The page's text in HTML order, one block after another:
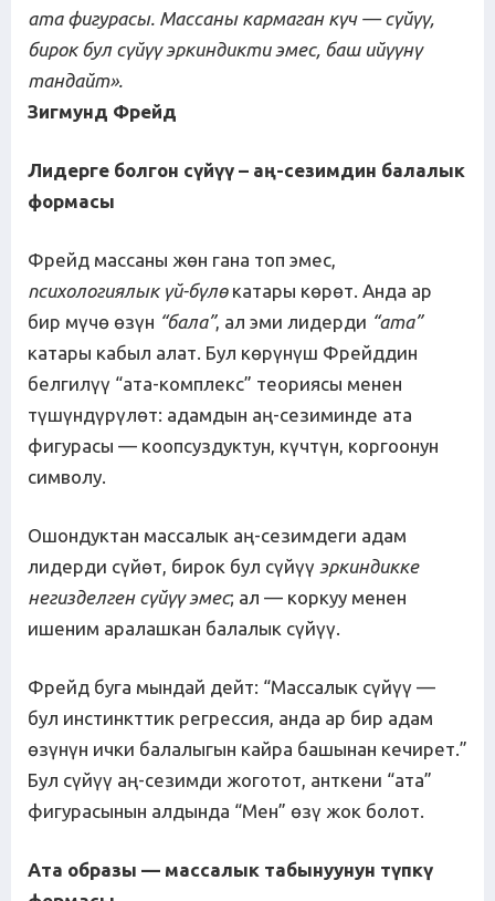
ата фигурасы. Массаны кармаган күч — сүйүү,
бирок бул сүйүү эркиндикти эмес, баш ийүүнү
тандайт».
Зигмунд Фрейд
Лидерге болгон сүйүү – аң-сезимдин балалык
формасы
Фрейд массаны жөн гана топ эмес,
психологиялык үй-бүлөкатары көрөт. Анда ар
бир мүчө өзүн “бала”, ал эми лидерди “ата”
катары кабыл алат. Бул көрүнүш Фрейддин
белгилүү “ата-комплекс” теориясы менен
түшүндүрүлөт: адамдын аң-сезиминде ата
фигурасы — коопсуздуктун, күчтүн, коргоонун
символу.
Ошондуктан массалык аң-сезимдеги адам
лидерди сүйөт, бирок бул сүйүү эркиндикке
негизделген сүйүү эмес; ал — коркуу менен
ишеним аралашкан балалык сүйүү.
Фрейд буга мындай дейт: “Массалык сүйүү —
бул инстинкттик регрессия, анда ар бир адам
өзүнүн ички балалыгын кайра башынан кечирет.”
Бул сүйүү аң-сезимди жоготот, анткени “ата”
фигурасынын алдында “Мен” өзү жок болот.
Ата образы — массалык табынуунун түпкү